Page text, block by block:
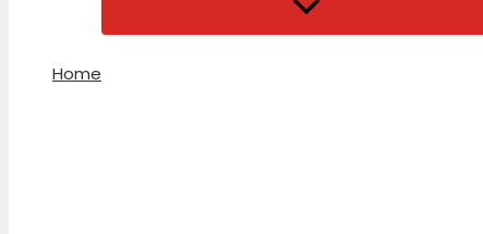
Home